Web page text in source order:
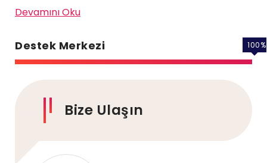
Devamını Oku
Destek Merkezi 100%
Bize Ulaşın